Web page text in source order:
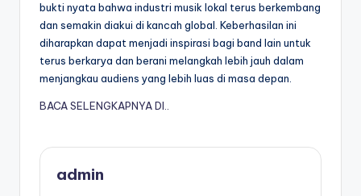
bukti nyata bahwa industri musik lokal terus berkembang
dan semakin diakui di kancah global. Keberhasilan ini
diharapkan dapat menjadi inspirasi bagi band lain untuk
terus berkarya dan berani melangkah lebih jauh dalam
menjangkau audiens yang lebih luas di masa depan.
BACA SELENGKAPNYA DI..
admin